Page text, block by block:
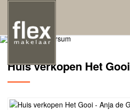
Huis verkopen Het Gooi